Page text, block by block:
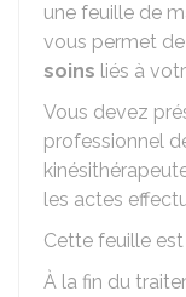
une feuille de
vous permet
soins liés à
Vous devez
professionnel
les actes
Cette feuille
À la fin du